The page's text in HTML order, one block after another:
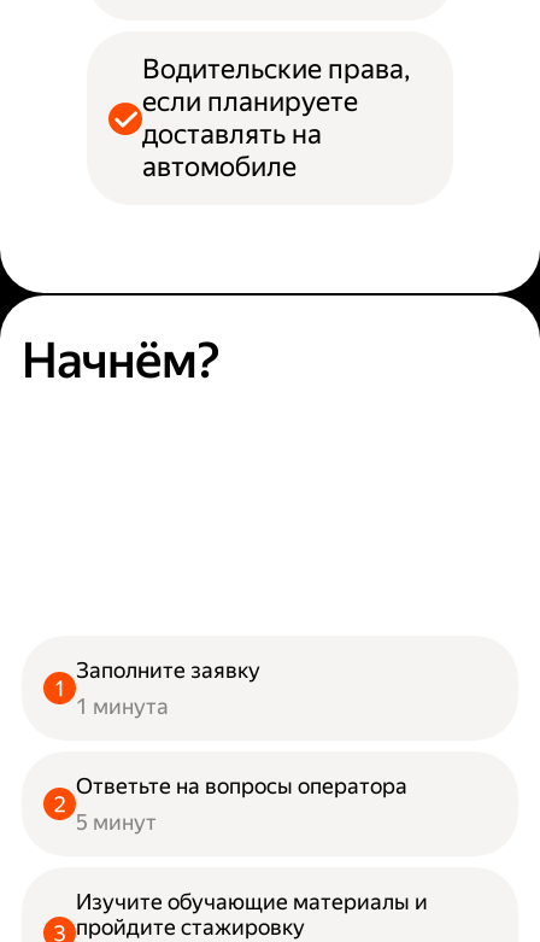
Водительские права,
если планируете
доставлять на
автомобиле
Начнём?
Заполните заявку
1 минута
Ответьте на вопросы оператора
5 минут
Изучите обучающие материалы и
пройдите стажировку